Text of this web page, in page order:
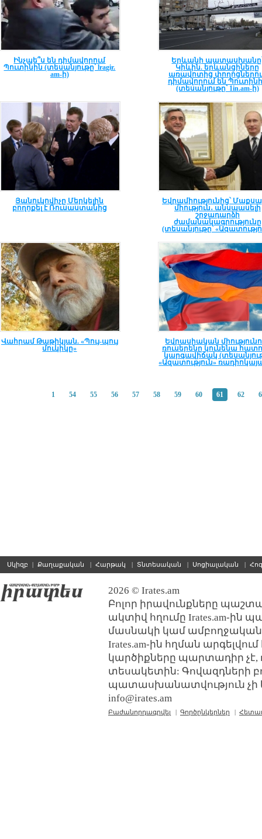
Ինչպե՞ս են դիմավորում
Պուտինին (տեսանյութը՝ lragir.
am-ի)
Երևանի
Կիևին. երևանցիները
առավոտից
դիմավորում են
(տեսանյութը՝ 1in.am-ի)
Յանուկովիչը Մերկելին
բողոքել է Ռուսաստանից
Եվրամիությունից՝
միություն․ անսպասելի
շրջադարձի
ժամանակագրությունը
(տեսանյութը՝
Վահրամ Թաթիկյան. «Պույ-պույ
մուկիկը»
Եվրասիական
ռուսերենը կունենա
կարգավիճակ
«Ազատություն»
1 54 55 56 57 58 59 60 61 62
Սկիզբ | Քաղաքական | Հարթակ | Տնտեսական | Սոցիալական |
2026 © Irates.am
Բոլոր իրավունքները
ակտիվ հղումը Irates.am-ին
մասնակի կամ ամբողջական
Irates.am-ին հղման
կարծիքները պարտադիր չէ,
տեսակետին: Գովազդների
պատասխանատվություն չի
info@irates.am
Բաժանորդագրվել | Գործընկերներ |